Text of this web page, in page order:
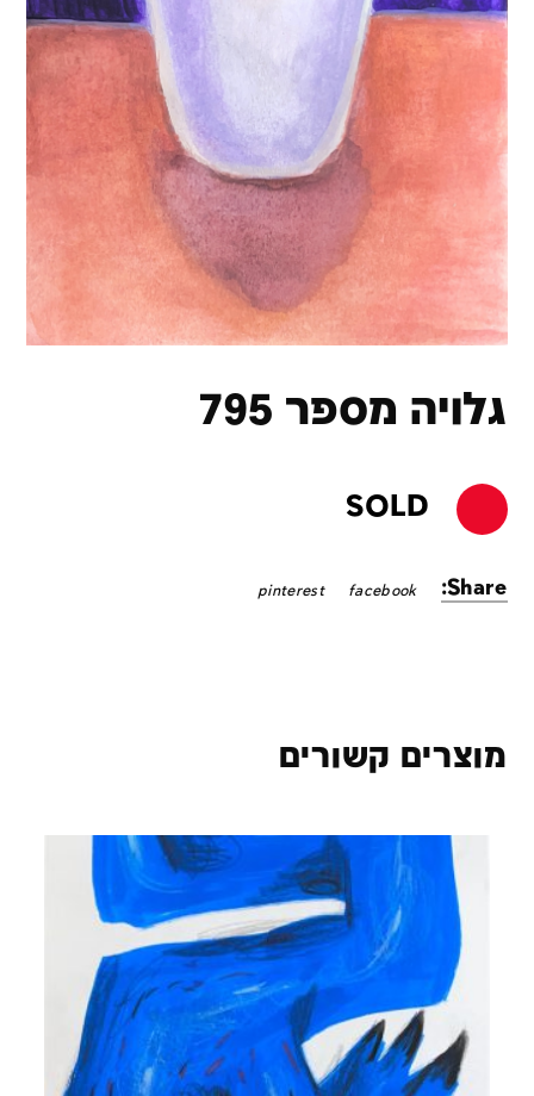
גלויה מספר 795
SOLD
Share:
facebook
pinterest
מוצרים קשורים